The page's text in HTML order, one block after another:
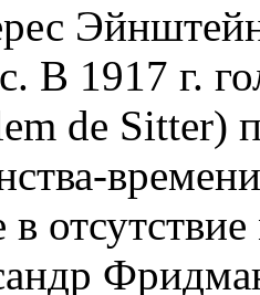
В 1917 г.
de Sitter)